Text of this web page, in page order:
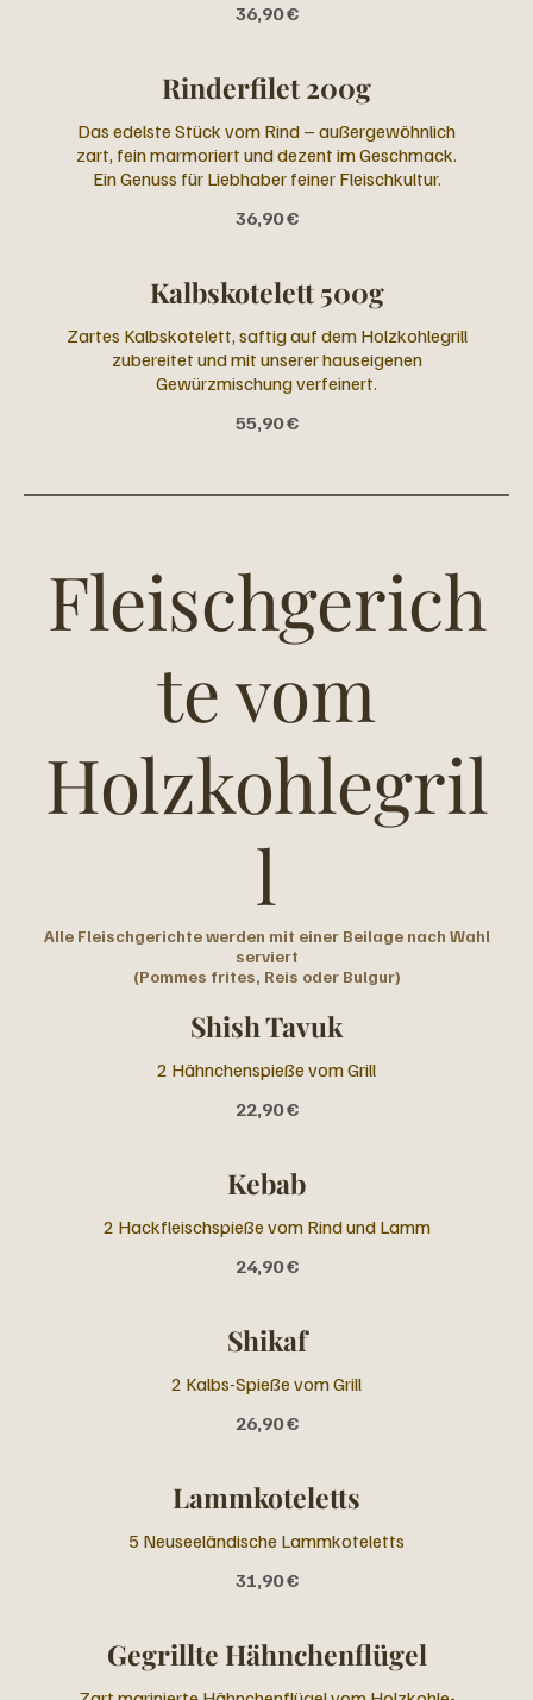
36,90 €
Rinderfilet 200g
Das edelste Stück vom Rind – außergewöhnlich
zart, fein marmoriert und dezent im Geschmack.
Ein Genuss für Liebhaber feiner Fleischkultur.
36,90 €
Kalbskotelett 500g
Zartes Kalbskotelett, saftig auf dem Holzkohlegrill
zubereitet und mit unserer hauseigenen
Gewürzmischung verfeinert.
55,90 €
Fleischgerich
te vom
Holzkohlegril
l
Alle Fleischgerichte werden mit einer Beilage nach Wahl
serviert
(Pommes frites, Reis oder Bulgur)
Shish Tavuk
2 Hähnchenspieße vom Grill
22,90 €
Kebab
2 Hackfleischspieße vom Rind und Lamm
24,90 €
Shikaf
2 Kalbs-Spieße vom Grill
26,90 €
Lammkoteletts
5 Neuseeländische Lammkoteletts
31,90 €
Gegrillte Hähnchenflügel